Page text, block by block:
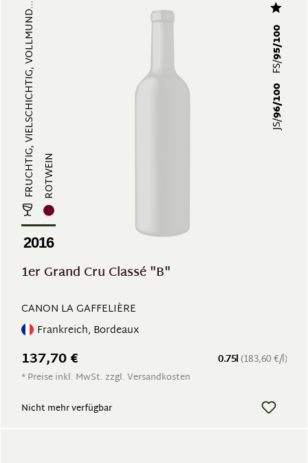
FRUCHTIG, VIELSCHICHTIG, VOLLMUND... ROTWEIN
2016
JS/
96/100
FS/
95/100
1er Grand Cru Classé "B"
CANON LA GAFFELIÈRE
Frankreich, Bordeaux
0.75l (183,60 €/l)
137,70 €
* Preise inkl. MwSt. zzgl. Versandkosten
Nicht mehr verfügbar